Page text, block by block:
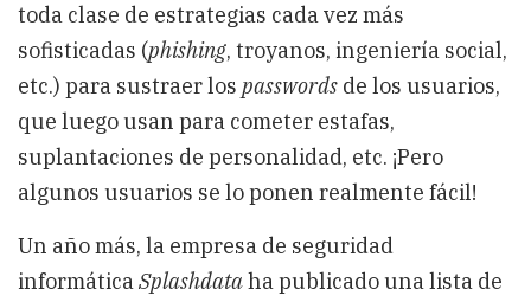
toda clase de estrategias cada vez más
sofisticadas (phishing, troyanos, ingeniería social,
etc.) para sustraer los passwords de los usuarios,
que luego usan para cometer estafas,
suplantaciones de personalidad, etc. ¡Pero
algunos usuarios se lo ponen realmente fácil!
Un año más, la empresa de seguridad
informáticaSplashdataha publicado una lista de